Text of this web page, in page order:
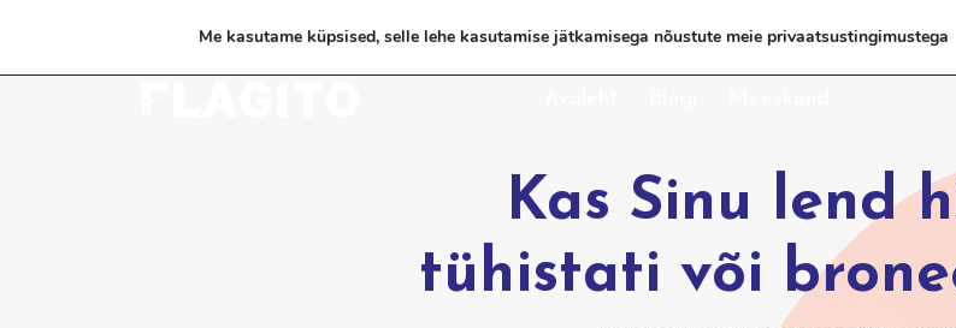
Kas Sinu lend
tühistati või
Me kasutame küpsised, selle lehe kasutamise jätkamisega nõustute meie privaatsustingimustega